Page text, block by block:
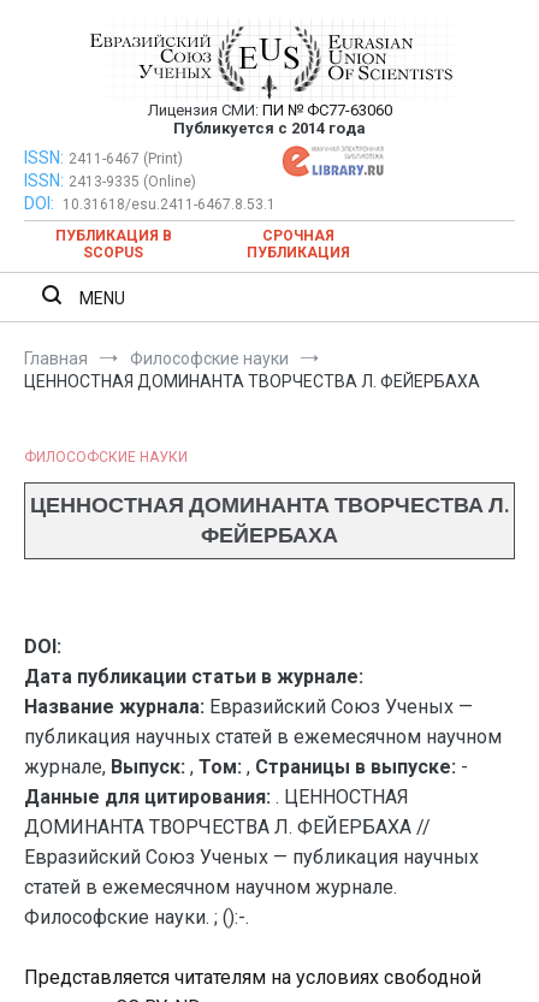
Евразийский Союз Ученых —
публикация научных статей в
ежемесячном научном журнале
Лицензия СМИ: ПИ № ФС77-63060
Публикуется с 2014 года
Евразийский Союз Ученых — публикация научных статей в
ежемесячном научном журнале
ISSN: 2411-6467 (Print)
ISSN: 2413-9335 (Online)
DOI:
10.31618/esu.2411-6467.8.53.1
ПУБЛИКАЦИЯ В
SCOPUS
СРОЧНАЯ
ПУБЛИКАЦИЯ
MENU
Главная
Философские науки
ЦЕННОСТНАЯ ДОМИНАНТА ТВОРЧЕСТВА Л. ФЕЙЕРБАХА
ФИЛОСОФСКИЕ НАУКИ
ЦЕННОСТНАЯ ДОМИНАНТА ТВОРЧЕСТВА Л.
ФЕЙЕРБАХА
DOI:
Дата публикации статьи в журнале:
Название журнала: Евразийский Союз Ученых —
публикация научных статей в ежемесячном научном
журнале, Выпуск: , Том: , Страницы в выпуске: -
Данные для цитирования: . ЦЕННОСТНАЯ
ДОМИНАНТА ТВОРЧЕСТВА Л. ФЕЙЕРБАХА //
Евразийский Союз Ученых — публикация научных
статей в ежемесячном научном журнале.
Философские науки. ; ():-.
Представляется читателям на условиях свободной